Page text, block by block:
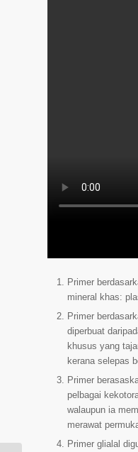
Primer
mineral khas:
Primer
diperbuat
khusus yang
kerana selepas
Primer
pelbagai
walaupun ia
merawat
Primer glialal